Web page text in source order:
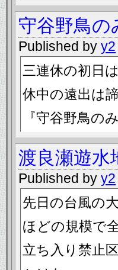
守谷野鳥の
Published by y2
三連休の初日
休中の遠出は
『守谷野鳥の
渡良瀬遊水
Published by y2
先日の台風の
ほどの規模で
立ち入り禁止